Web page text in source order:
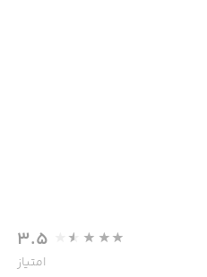
3.5
امتیاز